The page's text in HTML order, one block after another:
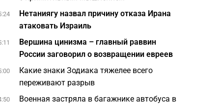
Нетаниягу назвал причину отказа Ирана
атаковать Израиль
Вершина цинизма – главный раввин
России заговорил о возвращении евреев
Какие знаки Зодиака тяжелее всего
переживают разрыв
Военная застряла в багажнике автобуса в